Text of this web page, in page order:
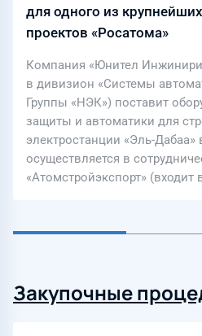
для одного из
проектов «Росатома»
Компания «Юнител
в дивизион «Системы
Группы «НЭК») поставит
защиты и автоматики для
электростанции «Эль-Дабаа»
осуществляется в
«Атомстройэкспорт»
Закупочные